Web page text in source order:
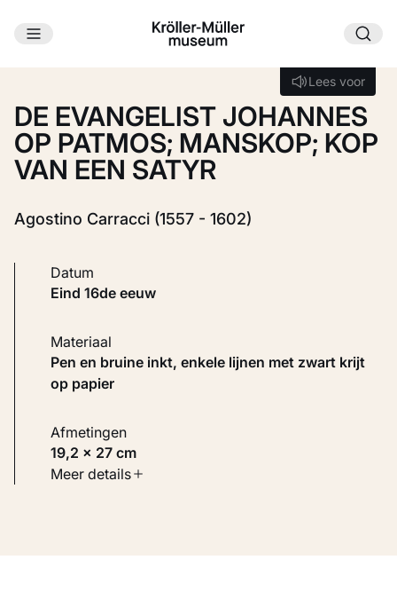
Ga naar hoofdinhoud
Lees voor
Lees voor
DE EVANGELIST JOHANNES
OP PATMOS; MANSKOP; KOP
VAN EEN SATYR
Agostino Carracci (1557 - 1602)
Datum
eind 16de eeuw
Materiaal
Pen en bruine inkt, enkele lijnen met zwart krijt
op papier
Afmetingen
19,2 × 27 cm
Soort werk
Meer details